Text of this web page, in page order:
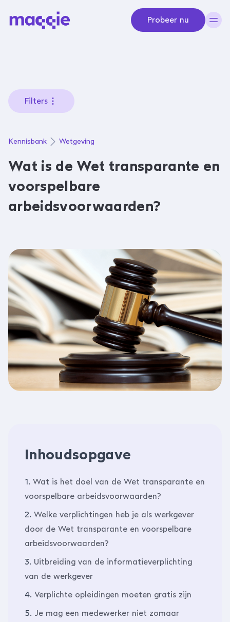
Probeer nu
Filters
Kennisbank Wetgeving
Wat is de Wet transparante en
voorspelbare
arbeidsvoorwaarden?
Inhoudsopgave
1. Wat is het doel van de Wet transparante en
voorspelbare arbeidsvoorwaarden?
2. Welke verplichtingen heb je als werkgever
door de Wet transparante en voorspelbare
arbeidsvoorwaarden?
3. Uitbreiding van de informatieverplichting
van de werkgever
4. Verplichte opleidingen moeten gratis zijn
5. Je mag een medewerker niet zomaar